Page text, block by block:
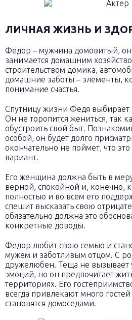
ЛИЧНАЯ ЖИЗНЬ И
Федор – мужчина домовитый, он
занимается домашним
строительством домика,
домашние заботы – элементы,
понимание счастья.
Спутницу жизни Федя выбирает
Он не торопится жениться, так
обустроить свой быт.
особой, он будет долго
окончательно не поймет, что
вариант.
Его женщина должна быть в
верной, спокойной и, конечно,
полностью и во всем его
спешит высказать свою
обязательно должна это
конкретные доводы.
Федор любит свою семью и
мужем и заботливым отцом. С
дружелюбен. Теща не вызывает
эмоций, но он предпочитает
территориях. Его
всегда привлекают много
становятся домоседами.